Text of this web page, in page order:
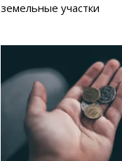
земельные участки